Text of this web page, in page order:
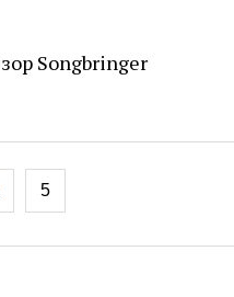
Songbringer
5